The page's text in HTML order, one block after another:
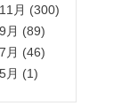
月 (300)
月 (89)
月 (46)
月 (1)